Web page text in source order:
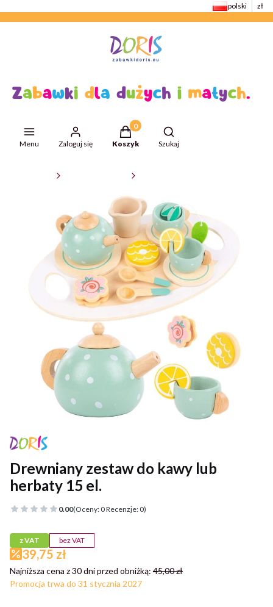
polski zł
Menu Zaloguj się
Produkty w koszyku: 0. Zobacz
Koszyk
Otwórz wyszukiwarkę
Szukaj
Drewniany zestaw do kawy lub
herbaty 15 el.
0.00(Oceny: 0 Recenzje: 0)
z VAT bez VAT
39,75 zł
Najniższa cena z 30 dni przed obniżką: 45,00 zł
Promocja trwa do 31 stycznia 2027